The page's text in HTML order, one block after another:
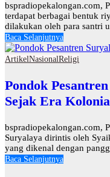
bspradiopekalongan.com,
terdapat berbagai bentuk
dilakukan oleh para santri
Baca Selanjutnya
ArtikelNasionalReligi
Pondok
Sejak Era
bspradiopekalongan.com,
Suryalaya dirintis oleh
yang dikenal dengan
Baca Selanjutnya